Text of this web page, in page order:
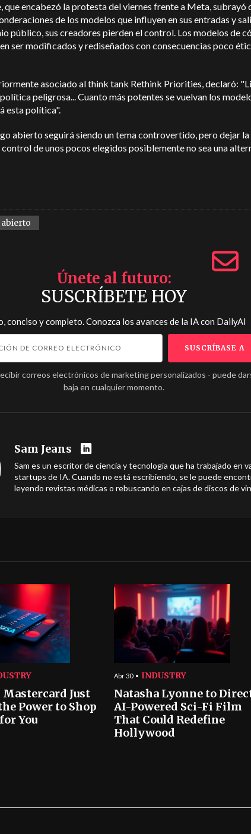
que encabezó la protesta del viernes frente a Meta, subrayó
de los modelos que influyen en sus entradas y
público, sus creadores pierden el control. Los modelos de
ser modificados y rediseñados con consecuencias poco
asociado al think tank Rethink Priorities, declaró:
peligrosa... Cuanto más potentes se vuelvan los
esta política".
abierto seguirá siendo un tema controvertido, pero dejar la
de unos pocos elegidos posiblemente no sea una
Únete al futuro
SUSCRÍBETE HOY
conciso y completo. Conozca los avances de la IA con DailyAI
correos electrónicos de marketing personalizados - puede
baja en cualquier momento.
Sam Jeans
Sam es un escritor de ciencia y tecnología que ha trabajado en
startups de IA. Cuando no está escribiendo, se le puede
leyendo revistas médicas o rebuscando en cajas de discos de
Mastercard Just
Power to Shop
You
Abr 30 INDUSTRY
Natasha Lyonne to
AI-Powered Sci-Fi Film
That Could Redefine
Hollywood